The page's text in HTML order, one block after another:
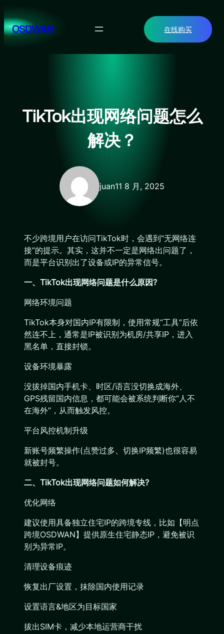
至
内OSDWAN 在线购买
TikTok出现网络问题怎么
解决？
juan11 8 月, 2025
不少跨境用户在访问TikTok时，会遇到“无网络连
接”的提示。其实，这并不一定是网络出问题了，
而是平台识别出了设备或IP的异常信号。
一、TikTok出现网络问题是什么原因?
网络环境问题
TikTok本身对国内IP有限制，使用常规“工具”后依
然连不上，通常是IP被识别为机房/共享IP，进入
黑名单，直接封锁。
设备环境暴露
没拔掉国内手机卡、时区/语言没切换成海外、
GPS残留国内信息，都可能会被系统判断你“人不
在海外”，从而触发风控。
平台风控机制升级
新账号频繁操作(点赞过多、切换IP频繁)也很容易
就被封号。
二、TikTok出现网络问题如何解决?
优化网络
建议使用具备独立住宅IP的跨境专线，比如【明点
跨境OSDWAN】提供原生住宅静态IP，避免被识
别为异常IP。
清理设备痕迹
恢复出厂设置，抹除国内使用记录
设置语言&地区为目标国家
拔出SIM卡，减少本地运营商干扰